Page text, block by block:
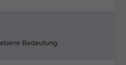
Bedeutung.